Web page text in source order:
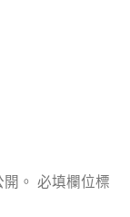
。 必填欄位標